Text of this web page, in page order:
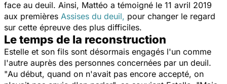
face au deuil. Ainsi, Mattéo a témoigné le 11 avril 2019
aux premières Assises du deuil, pour changer le regard
sur cette épreuve des plus difficiles.
Le temps de la reconstruction
Estelle et son fils sont désormais engagés l'un comme
l'autre auprès des personnes concernées par un deuil.
"Au début, quand on n'avait pas encore accepté, on